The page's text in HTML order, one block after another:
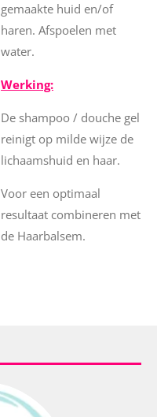
gemaakte huid en/of
haren. Afspoelen met
water.
Werking:
De shampoo / douche gel
reinigt op milde wijze de
lichaamshuid en haar.
Voor een optimaal
resultaat combineren met
de Haarbalsem.